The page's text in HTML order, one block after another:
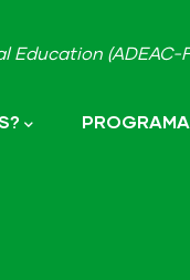
(ADEAC-